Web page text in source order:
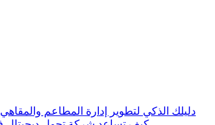
دليلك الذكي لتطوير إدارة المطاعم